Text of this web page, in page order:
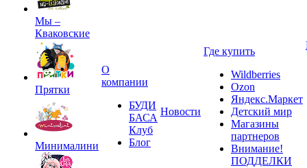
Мы –
Кваковские
Прятки
Минималини
О
компании
БУДИ
БАСА
Клуб
Блог
Новости
Где купить
Wildberries
Ozon
Яндекс.Маркет
Детский мир
Магазины
партнеров
Внимание!
ПОДДЕЛКИ